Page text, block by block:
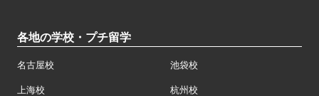
各地の学校・プチ留学
名古屋校 池袋校
上海校 杭州校